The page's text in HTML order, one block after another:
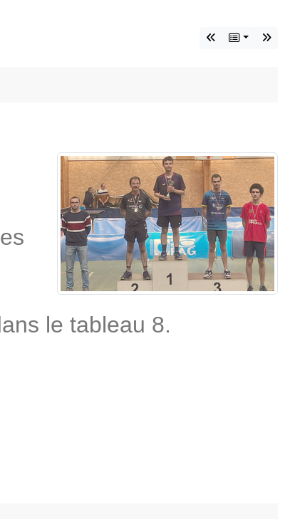
le tableau 8.